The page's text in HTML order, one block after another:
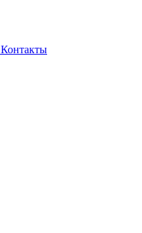
Контакты